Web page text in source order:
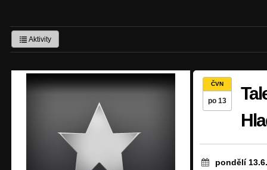
Aktivity
ČVN
po 13
pondělí